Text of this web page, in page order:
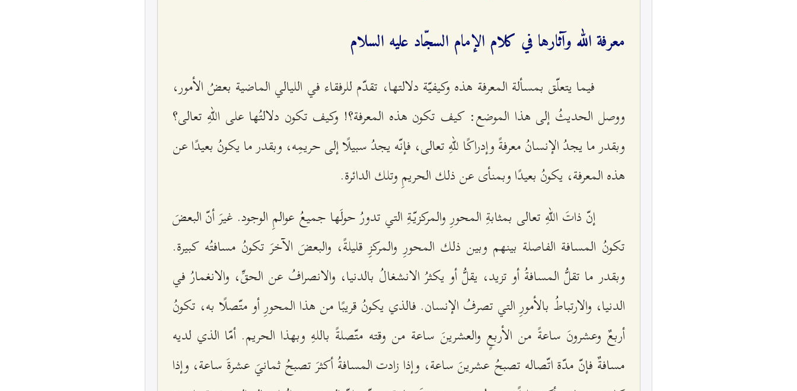
معرفة الله وآثارها في كلام الإمام السجّاد عليه السلام
فيما يتعلّق بمسألة المعرفة هذه وكيفيّة دلالتها، تقدّم للرفقاء في الليالي الماضية بعضُ الأمور،
ووصل الحديثُ إلى هذا الموضع: كيف تكون هذه المعرفة؟! وكيف تكون دلالتُها على اللهِ تعالى؟
وبقدر ما يجدُ الإنسانُ معرفةً وإدراكًا للّهِ تعالى، فإنّه يجدُ سبيلًا إلى حريمِه، وبقدر ما يكونُ بعيدًا عن
هذه المعرفة، يكونُ بعيدًا وبمنأى عن ذلك الحريمِ وتلك الدائرة.
إنّ ذاتَ اللهِ تعالى بمثابةِ المحورِ والمركزيّةِ التي تدورُ حولَها جميعُ عوالمِ الوجود. غيرَ أنّ البعضَ
تكونُ المسافة الفاصلة بينهم وبين ذلك المحورِ والمركزِ قليلةً، والبعضَ الآخرَ تكونُ مسافتُه كبيرة.
وبقدر ما تقلُّ المسافةُ أو تزيد، يقلُّ أو يكثرُ الانشغالُ بالدنيا، والانصرافُ عن الحقِّ، والانغمارُ في
الدنيا، والارتباطُ بالأمورِ التي تصرفُ الإنسان. فالذي يكونُ قريبًا من هذا المحورِ أو متّصلًا به، تكونُ
أربعٌ وعشرونَ ساعةً من الأربعٍ والعشرينَ ساعة من وقته متّصلةً باللهِ وبهذا الحريم. أمّا الذي لديه
مسافةٌ فإنّ مدّة اتّصاله تصبحُ عشرينَ ساعة، وإذا زادت المسافةُ أكثرَ تصبحُ ثمانيَ عشرةَ ساعة، وإذا